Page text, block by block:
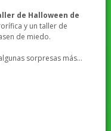
de Halloween de
y un taller de
de miedo.
sorpresas más…